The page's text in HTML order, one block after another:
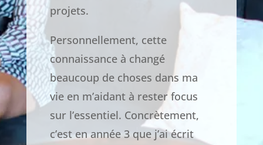
projets.
Personnellement, cette
connaissance à changé
beaucoup de choses dans ma
vie en m’aidant à rester focus
sur l’essentiel. Concrètement,
c’est en année 3 que j’ai écrit